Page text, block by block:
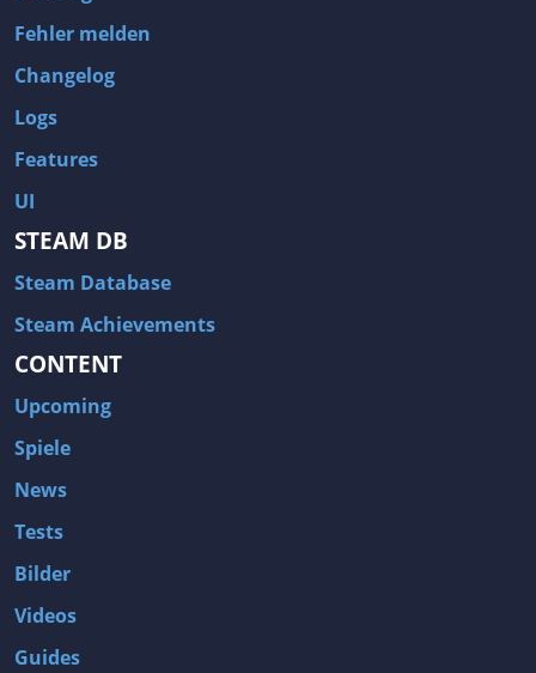
Fehler melden
Changelog
Logs
Features
UI
STEAM DB
Steam Database
Steam Achievements
CONTENT
Upcoming
Spiele
News
Tests
Bilder
Videos
Guides